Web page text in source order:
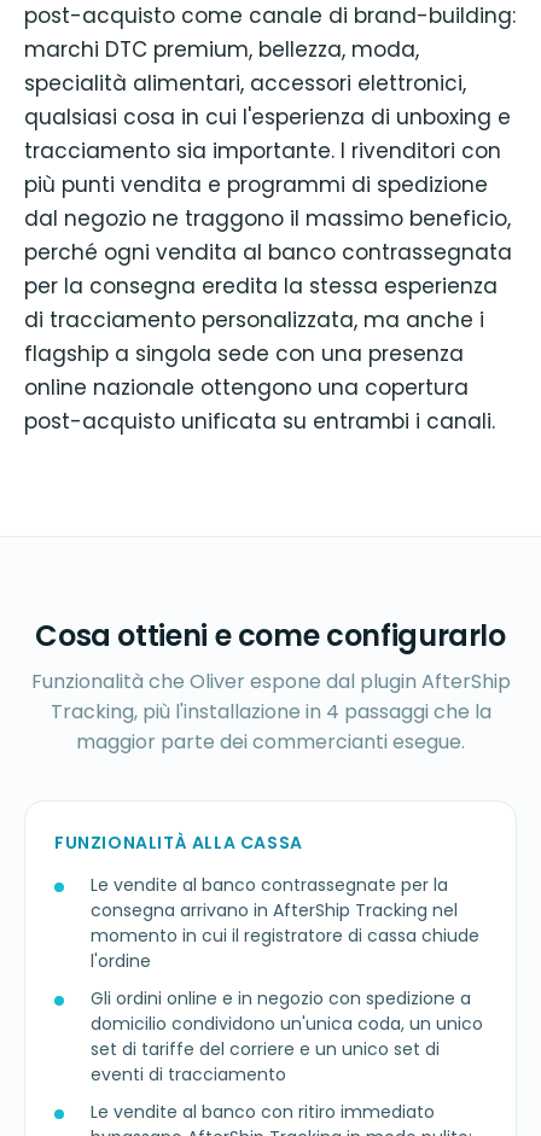
post-acquisto come canale di brand-building:
marchi DTC premium, bellezza, moda,
specialità alimentari, accessori elettronici,
qualsiasi cosa in cui l'esperienza di unboxing e
tracciamento sia importante. I rivenditori con
più punti vendita e programmi di spedizione
dal negozio ne traggono il massimo beneficio,
perché ogni vendita al banco contrassegnata
per la consegna eredita la stessa esperienza
di tracciamento personalizzata, ma anche i
flagship a singola sede con una presenza
online nazionale ottengono una copertura
post-acquisto unificata su entrambi i canali.
Cosa ottieni e come configurarlo
Funzionalità che Oliver espone dal plugin AfterShip
Tracking, più l'installazione in 4 passaggi che la
maggior parte dei commercianti esegue.
FUNZIONALITÀ ALLA CASSA
Le vendite al banco contrassegnate per la
consegna arrivano in AfterShip Tracking nel
momento in cui il registratore di cassa chiude
l'ordine
Gli ordini online e in negozio con spedizione a
domicilio condividono un'unica coda, un unico
set di tariffe del corriere e un unico set di
eventi di tracciamento
Le vendite al banco con ritiro immediato